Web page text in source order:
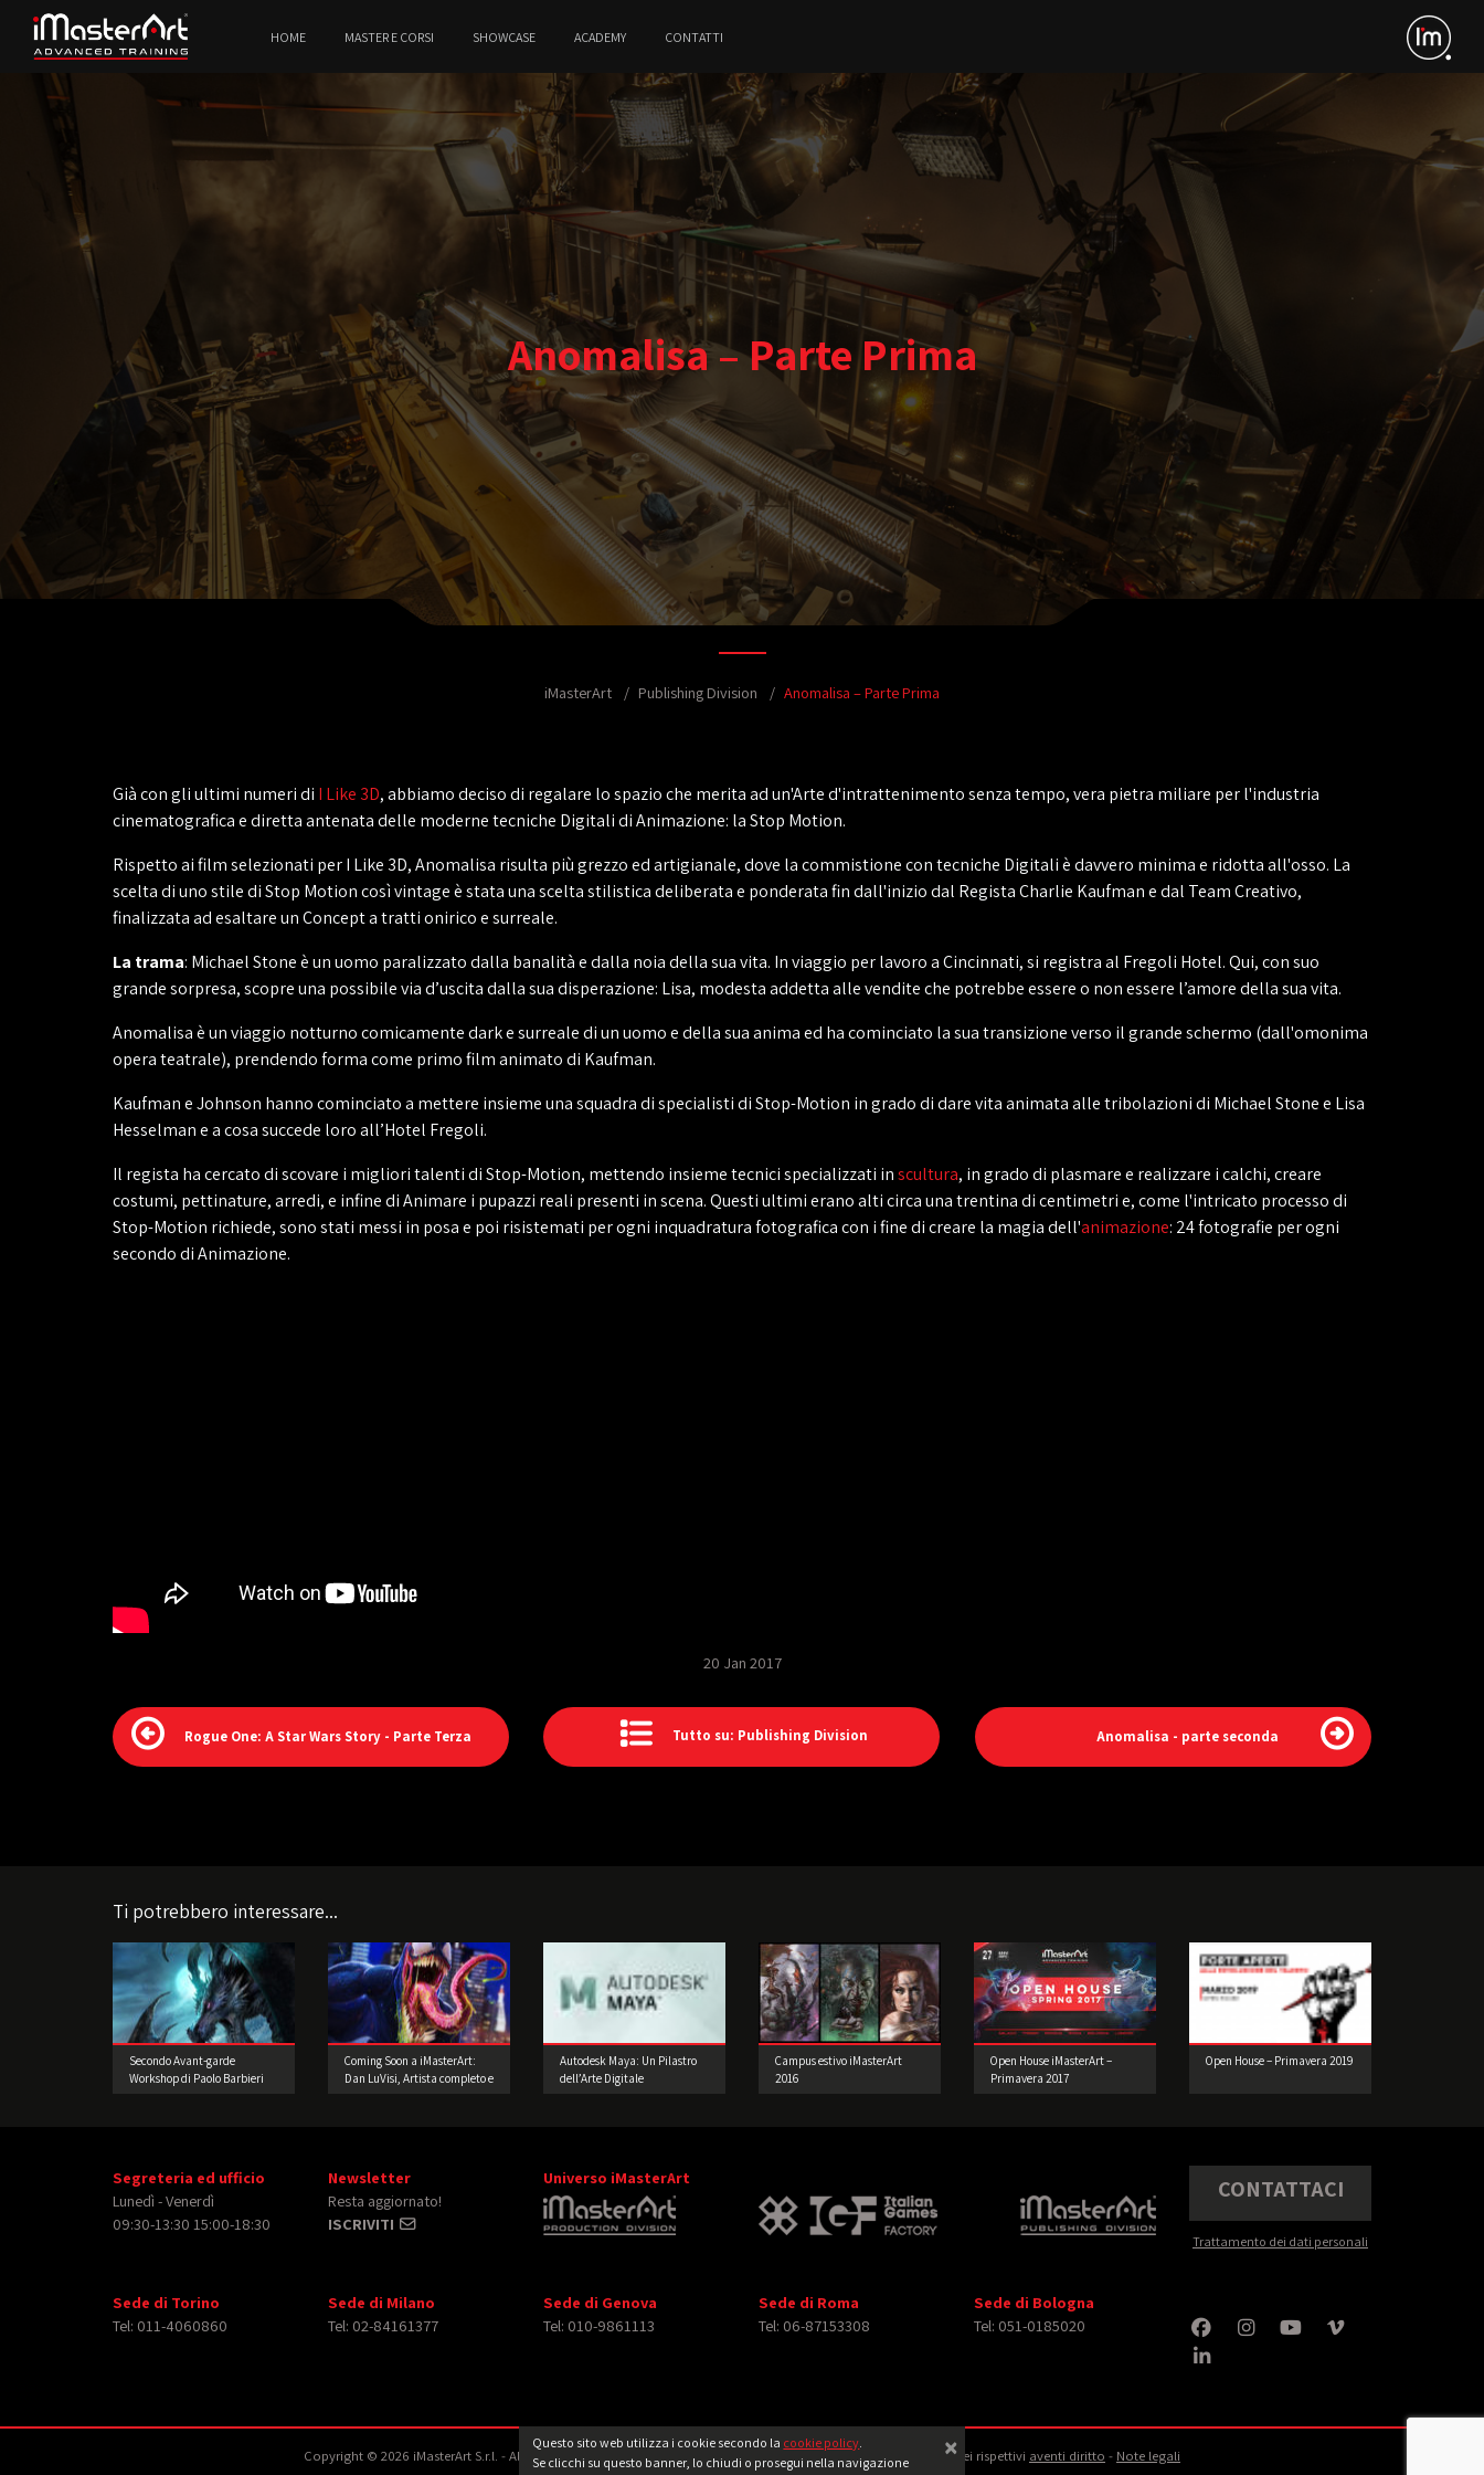
Questo sito web utilizza i cookie secondo la cookie policy.
Se clicchi su questo banner, lo chiudi o prosegui nella navigazione
×
HOME MASTER E CORSI SHOWCASE ACADEMY CONTATTI
Anomalisa – Parte Prima
iMasterArt Publishing Division Anomalisa – Parte Prima
Già con gli ultimi numeri di I Like 3D, abbiamo deciso di regalare lo spazio che merita ad un'Arte d'intrattenimento senza tempo, vera pietra miliare per l'industria
cinematografica e diretta antenata delle moderne tecniche Digitali di Animazione: la Stop Motion.
Rispetto ai film selezionati per I Like 3D, Anomalisa risulta più grezzo ed artigianale, dove la commistione con tecniche Digitali è davvero minima e ridotta all'osso. La
scelta di uno stile di Stop Motion così vintage è stata una scelta stilistica deliberata e ponderata fin dall'inizio dal Regista Charlie Kaufman e dal Team Creativo,
finalizzata ad esaltare un Concept a tratti onirico e surreale.
La trama: Michael Stone è un uomo paralizzato dalla banalità e dalla noia della sua vita. In viaggio per lavoro a Cincinnati, si registra al Fregoli Hotel. Qui, con suo
grande sorpresa, scopre una possibile via d’uscita dalla sua disperazione: Lisa, modesta addetta alle vendite che potrebbe essere o non essere l’amore della sua vita.
Anomalisa è un viaggio notturno comicamente dark e surreale di un uomo e della sua anima ed ha cominciato la sua transizione verso il grande schermo (dall'omonima
opera teatrale), prendendo forma come primo film animato di Kaufman.
Kaufman e Johnson hanno cominciato a mettere insieme una squadra di specialisti di Stop-Motion in grado di dare vita animata alle tribolazioni di Michael Stone e Lisa
Hesselman e a cosa succede loro all’Hotel Fregoli.
Il regista ha cercato di scovare i migliori talenti di Stop-Motion, mettendo insieme tecnici specializzati inscultura, in grado di plasmare e realizzare i calchi, creare
costumi, pettinature, arredi, e infine di Animare i pupazzi reali presenti in scena. Questi ultimi erano alti circa una trentina di centimetri e, come l'intricato processo di
Stop-Motion richiede, sono stati messi in posa e poi risistemati per ogni inquadratura fotografica con i fine di creare la magia dell'animazione: 24 fotografie per ogni
secondo di Animazione.
20 Jan 2017
Rogue One: A Star Wars Story - Parte Terza Tutto su: Publishing Division Anomalisa - parte seconda
Ti potrebbero interessare...
Secondo Avant-garde
Workshop di Paolo Barbieri
Coming Soon a iMasterArt:
Dan LuVisi, Artista completo e
Autodesk Maya: Un Pilastro
dell’Arte Digitale
Campus estivo iMasterArt
2016
Open House iMasterArt –
Primavera 2017
Open House – Primavera 2019
Segreteria ed ufficio
Lunedì - Venerdì
09:30-13:30 15:00-18:30
Newsletter
Resta aggiornato!
ISCRIVITI
Universo iMasterArt CONTATTACI
Trattamento dei dati personali
Sede di Torino
Tel: 011-4060860
Sede di Milano
Tel: 02-84161377
Sede di Genova
Tel: 010-9861113
Sede di Roma
Tel: 06-87153308
Sede di Bologna
Tel: 051-0185020
Copyright © 2026 iMasterArt S.r.l. ‐ All rights reserved. Tutti i diritti relativi ad immagini e video pubblicati sono dei rispettivi aventi diritto ‐ Note legali